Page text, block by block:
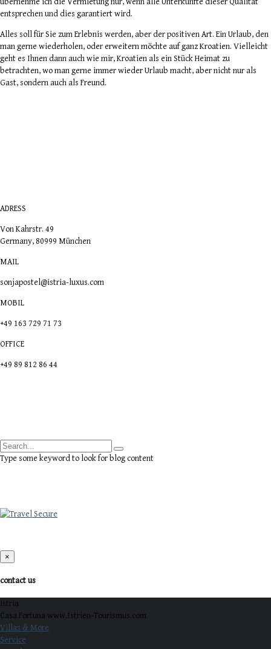
entsprechen und dies garantiert wird.
Alles soll für Sie zum Erlebnis werden, aber der positiven Art. Ein Urlaub, den
man gerne wiederholen, oder erweitern möchte auf ganz Kroatien. Vielleicht
geht es Ihnen dann auch wie mir, Kroatien als ein Stück Heimat zu
betrachten, wo man gerne immer wieder Urlaub macht, aber nicht nur als
Gast, sondern auch als Freund.
ADRESS
Von Kahrstr. 49
Germany, 80999 München
MAIL
sonjapostel@istria-luxus.com
MOBIL
+49 163 729 71 73
OFFICE
+49 89 812 86 44
Type some keyword to look for blog content
×
contact us
istria
Casa Fortuna www.Istrien-Tourismus.com
Villas & More
Service